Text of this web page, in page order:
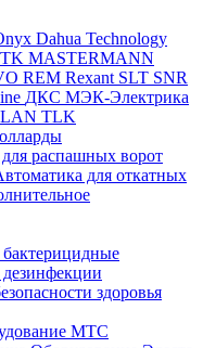
Dahua Technology
MASTERMANN
REM Rexant SLT SNR
ДКС МЭК-Электрика
TLK
распашных ворот
для откатных
бактерицидные
здоровья
МТС